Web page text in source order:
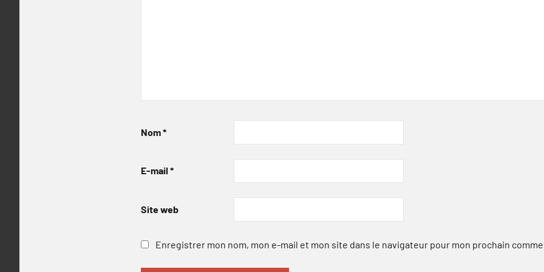
Nom*
E-mail *
Site web
Enregistrer mon nom, mon e-mail et mon site dans le navigateur pour mon prochain